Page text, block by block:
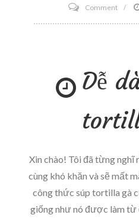
Commenton
Skinny
Recipe
Dễ
Xin chào! Tôi đã từng nghĩ
cùng khó khăn và sẽ mất
công thức súp tortilla gà
giống như nó được làm từ